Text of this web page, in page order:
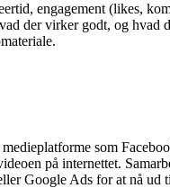
engagement (likes,
der virker godt, og
som
på internettet.
Google Ads for at nå ud